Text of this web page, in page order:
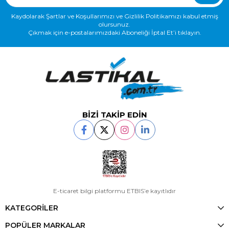
Kaydolarak Şartlar ve Koşullarımızı ve Gizlilik Politikamızı kabul etmiş
olursunuz.
Çıkmak için e-postalarımızdaki Aboneliği İptal Et’i tıklayın.
BİZİ TAKİP EDİN
E-ticaret bilgi platformu ETBIS’e kayıtlıdır
KATEGORİLER
POPÜLER MARKALAR